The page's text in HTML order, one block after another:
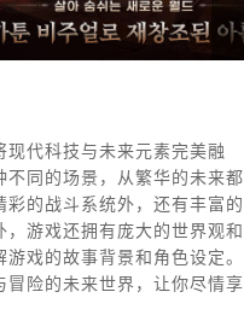
现代科技与未来元素完美融
同的场景，从繁华的未来都
的战斗系统外，还有丰富的
游戏还拥有庞大的世界观和
戏的故事背景和角色设定。
险的未来世界，让你尽情享